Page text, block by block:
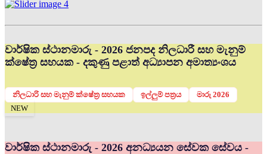
වාර්ෂික ස්ථානමාරු - 2026 ජනපද නිලධාරී සහ මැනුම්
ක්ෂේත්‍ර සහයක - දකුණු පළාත් අධ්‍යාපන අමාත්‍යංශය
නිලධාරි සහ මැනුම් ක්ෂේත්‍ර සහයක ඉල්ලුම් පත්‍රය
මාරු 2026
NEW
වාර්ෂික ස්ථානමාරු - 2026 අනධ්‍යයන සේවක සේවය -